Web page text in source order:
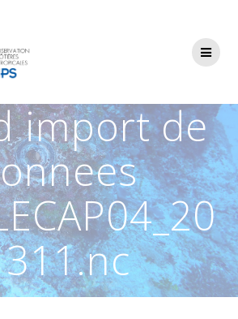
import de